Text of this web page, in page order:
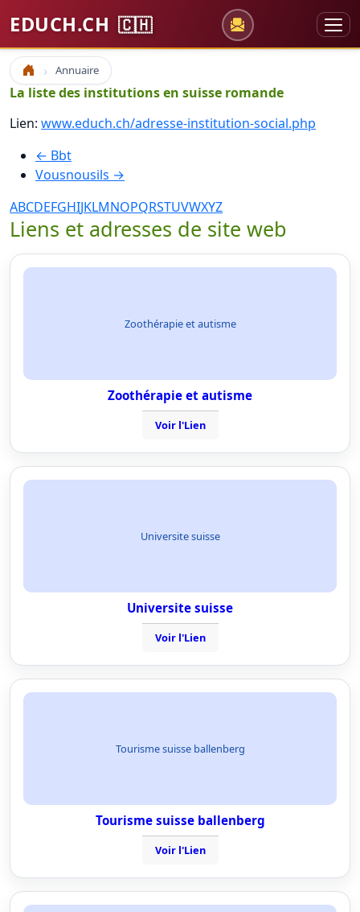
EDUCH.CH 🇨🇭
Accueil Annuaire
La liste des institutions en suisse romande
Lien: www.educh.ch/adresse-institution-social.php
← Bbt
Vousnousils →
ABCDEFGHIJKLMNOPQRSTUVWXYZ
Liens et adresses de site web
Zoothérapie et autisme
Zoothérapie et autisme
Voir l'Lien
Universite suisse
Universite suisse
Voir l'Lien
Tourisme suisse ballenberg
Tourisme suisse ballenberg
Voir l'Lien